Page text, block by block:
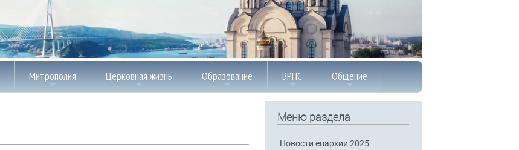
Митрополия Церковная жизнь Образование ВРНС Общение
Меню раздела
Новости епархии 2025